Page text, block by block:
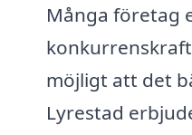
Många företag
möjligt att det
Lyrestad